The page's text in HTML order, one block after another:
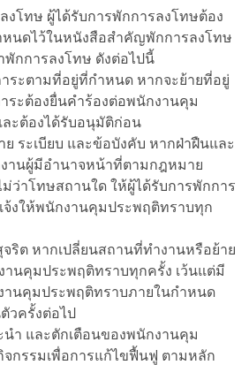
งโทษ ผู้ได้รับการพักการลงโทษต้อง
นดไว้ในหนังสือสำคัญพักการลงโทษ
พักการลงโทษ ดังต่อไปนี้
ระตามที่อยู่ที่กำหนด หากจะย้ายที่อยู่
ระต้องยื่นคำร้องต่อพนักงานคุม
ะต้องได้รับอนุมัติก่อน
ระเบียบ และข้อบังคับ หากฝ่าฝืนและ
านผู้มีอำนาจหน้าที่ตามกฎหมาย
ว่าโทษสถานใด ให้ผู้ได้รับการพักการ
งให้พนักงานคุมประพฤติทราบทุก
ริต หากเปลี่ยนสถานที่ทำงานหรือย้าย
านคุมประพฤติทราบทุกครั้ง เว้นแต่มี
านคุมประพฤติทราบภายในกำหนด
วครั้งต่อไป
ำ และตักเตือนของพนักงานคุม
จกรรมเพื่อการแก้ไขฟื้นฟู ตามหลัก